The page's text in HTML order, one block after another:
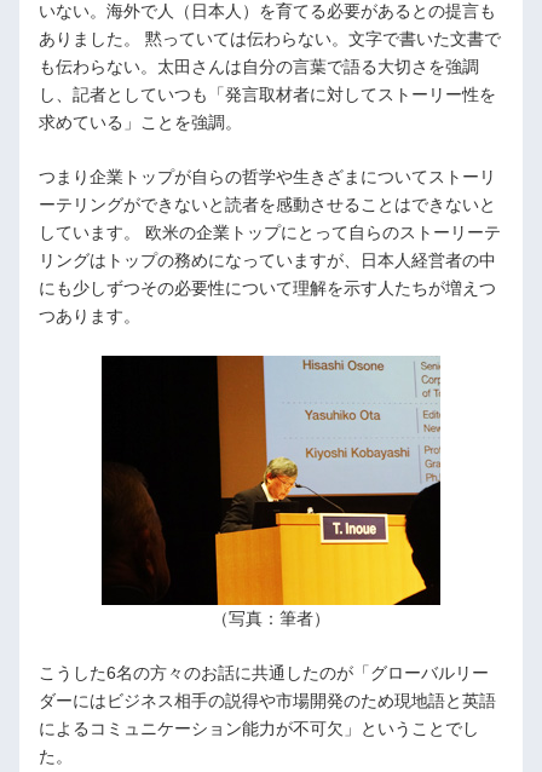
いない。海外で人（日本人）を育てる必要があるとの提言も
ありました。 黙っていては伝わらない。文字で書いた文書で
も伝わらない。太田さんは自分の言葉で語る大切さを強調
し、記者としていつも「発言取材者に対してストーリー性を
求めている」ことを強調。
つまり企業トップが自らの哲学や生きざまについてストーリ
ーテリングができないと読者を感動させることはできないと
しています。 欧米の企業トップにとって自らのストーリーテ
リングはトップの務めになっていますが、日本人経営者の中
にも少しずつその必要性について理解を示す人たちが増えつ
つあります。
（写真：筆者）
こうした6名の方々のお話に共通したのが「グローバルリー
ダーにはビジネス相手の説得や市場開発のため現地語と英語
によるコミュニケーション能力が不可欠」ということでし
た。